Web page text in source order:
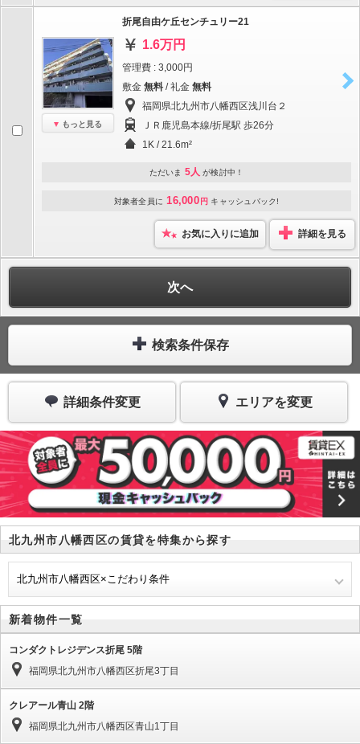
もっと見る
折尾自由ケ丘センチュリー21
1.6万円
管理費 : 3,000円
敷金 無料 / 礼金 無料
福岡県北九州市八幡西区浅川台２
ＪＲ鹿児島本線/折尾駅 歩26分
1K / 21.6m²
ただいま 5人 が検討中！
対象者全員に 16,000 円 キャッシュバック!
お気に入りに追加 詳細を見る
次へ
検索条件保存
詳細条件変更 エリアを変更
北九州市八幡西区の賃貸を特集から探す
北九州市八幡西区×こだわり条件
新着物件一覧
コンダクトレジデンス折尾 5階
福岡県北九州市八幡西区折尾3丁目
クレアール青山 2階
福岡県北九州市八幡西区青山1丁目